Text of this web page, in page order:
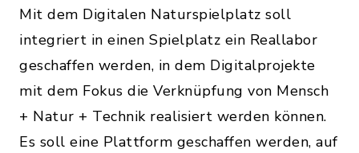
Mit dem Digitalen Naturspielplatz soll
integriert in einen Spielplatz ein Reallabor
geschaffen werden, in dem Digitalprojekte
mit dem Fokus die Verknüpfung von Mensch
+ Natur + Technik realisiert werden können.
Es soll eine Plattform geschaffen werden, auf